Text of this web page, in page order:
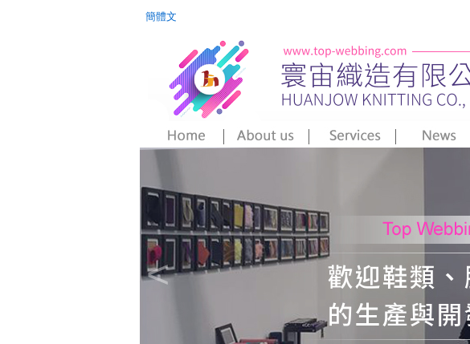
簡體文
<